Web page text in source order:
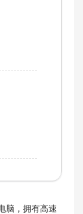
脑，拥有高速